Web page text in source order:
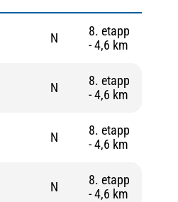
N
8. etapp
- 4,6 km
N
8. etapp
- 4,6 km
N
8. etapp
- 4,6 km
N
8. etapp
- 4,6 km